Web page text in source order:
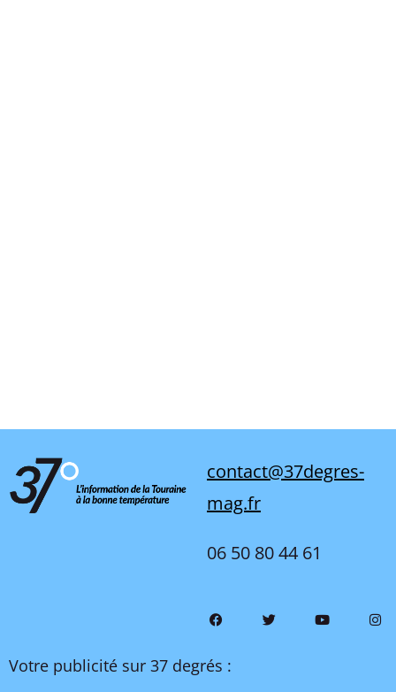
contact@37degres-
mag.fr
06 50 80 44 61
Votre publicité sur 37 degrés :